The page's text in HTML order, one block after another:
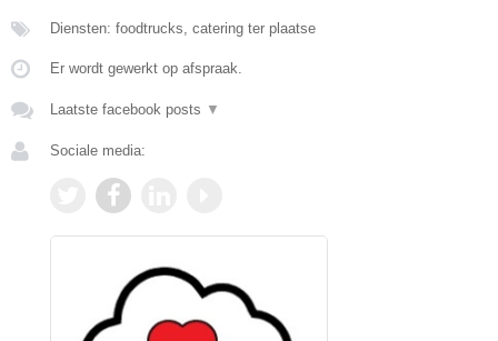
Diensten: foodtrucks, catering ter plaatse
Er wordt gewerkt op afspraak.
Laatste facebook posts ▼
Sociale media: